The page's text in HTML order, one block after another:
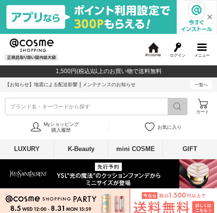
メニュー
ログイン
c
o
1,500円(税込)以上のお買い物で送料無料
【お知らせ】 地震による配送影響 メンテナンスのお知らせ 一覧へ
ブランド名・キーワードから探す
カート
Myショッピング
購入履歴
お気に入り
LUXURY K-Beauty mini COSME GIFT